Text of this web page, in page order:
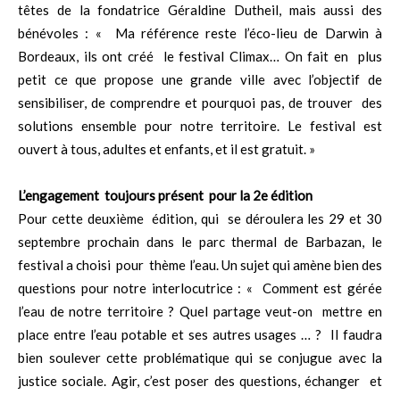
têtes de la fondatrice Géraldine Dutheil, mais aussi des
bénévoles : « Ma référence reste l’éco-lieu de Darwin à
Bordeaux, ils ont créé le festival Climax… On fait en plus
petit ce que propose une grande ville avec l’objectif de
sensibiliser, de comprendre et pourquoi pas, de trouver des
solutions ensemble pour notre territoire. Le festival est
ouvert à tous, adultes et enfants, et il est gratuit. »
L’engagement toujours présent pour la 2e édition
Pour cette deuxième édition, qui se déroulera les 29 et 30
septembre prochain dans le parc thermal de Barbazan, le
festival a choisi pour thème l’eau. Un sujet qui amène bien des
questions pour notre interlocutrice : « Comment est gérée
l’eau de notre territoire ? Quel partage veut-on mettre en
place entre l’eau potable et ses autres usages … ? Il faudra
bien soulever cette problématique qui se conjugue avec la
justice sociale. Agir, c’est poser des questions, échanger et